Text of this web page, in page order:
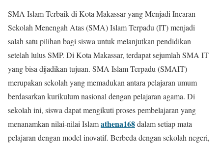
SMA Islam Terbaik di Kota Makassar yang Menjadi Incaran –
Sekolah Menengah Atas (SMA) Islam Terpadu (IT) menjadi
salah satu pilihan bagi siswa untuk melanjutkan pendidikan
setelah lulus SMP. Di Kota Makassar, terdapat sejumlah SMA IT
yang bisa dijadikan tujuan. SMA Islam Terpadu (SMAIT)
merupakan sekolah yang memadukan antara pelajaran umum
berdasarkan kurikulum nasional dengan pelajaran agama. Di
sekolah ini, siswa dapat mengikuti proses pembelajaran yang
menanamkan nilai-nilai Islamathena168dalam setiap mata
pelajaran dengan model inovatif. Berbeda dengan sekolah negeri,